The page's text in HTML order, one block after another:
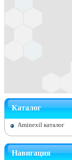
Каталог
Aminexil каталог
Навигация